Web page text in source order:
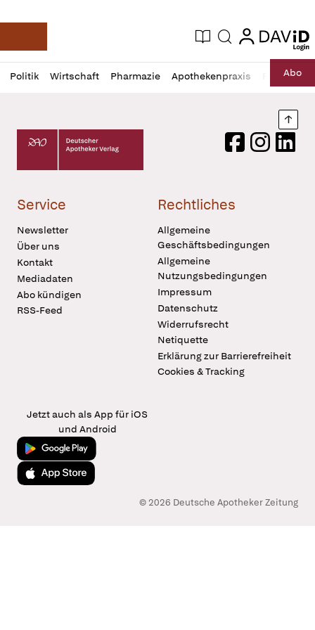
Deutsche Apotheker Zeitung
Aktuelle Ausgabe
Suche login
login
Politik Wirtschaft Pharmazie Apothekenpraxis RechtAbo
Profil
öffnen
Daz
Pur
Deutscher Apotheker Verlag Logo
FacebookInstagram
Service
Newsletter
Über uns
Kontakt
Mediadaten
Abo kündigen
RSS-Feed
Rechtliches
Allgemeine
Geschäftsbedingungen
Allgemeine
Nutzungsbedingungen
Impressum
Datenschutz
Widerrufsrecht
Netiquette
Erklärung zur Barrierefreiheit
Cookies & Tracking
Jetzt auch als App für iOS
und Android
Jetzt bei Google Play
Laden im App Store
© 2026 Deutsche Apotheker Zeitung